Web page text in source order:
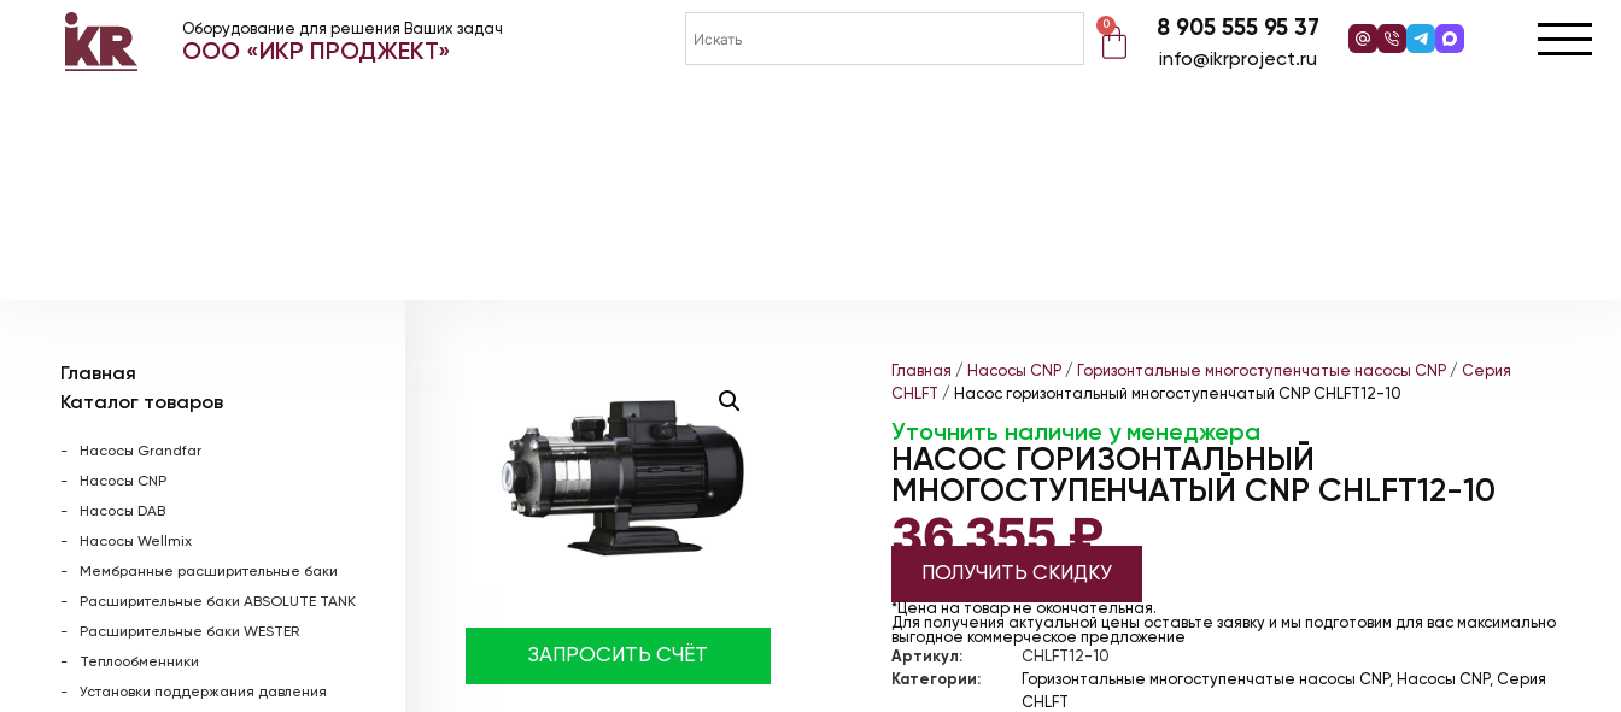
Оборудование для решения Ваших задач
ООО «ИКР ПРОДЖЕКТ»
0 8 905 555 95 37
info@ikrproject.ru
Главная
Каталог товаров
Насосы Grandfar
Насосы CNP
Насосы DAB
Насосы Wellmix
Мембранные расширительные баки
Расширительные баки ABSOLUTE TANK
Расширительные баки WESTER
Теплообменники
Установки поддержания давления
ЗАПРОСИТЬ СЧЁТ
Главная / Насосы CNP/ Горизонтальные многоступенчатые насосы CNP/ Серия
CHLFT
/ Насос горизонтальный многоступенчатый CNP CHLFT12-10
Уточнить наличие у менеджера
НАСОС ГОРИЗОНТАЛЬНЫЙ
МНОГОСТУПЕНЧАТЫЙ CNP CHLFT12-10
36 355₽
ПОЛУЧИТЬ СКИДКУ
*Цена на товар не окончательная.
Для получения актуальной цены оставьте заявку и мы подготовим для вас максимально
выгодное коммерческое предложение
Артикул:
CHLFT12-10
Категории:
Горизонтальные многоступенчатые насосы CNP, Насосы CNP, Серия
CHLFT